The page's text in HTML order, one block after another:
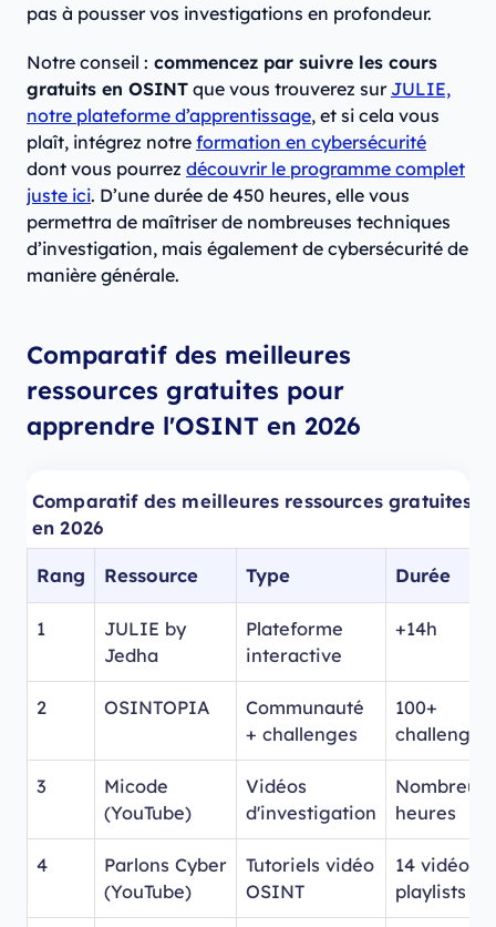
pas à pousser vos investigations en profondeur.
Notre conseil : commencez par suivre les cours
gratuits en OSINT que vous trouverez sur JULIE,
notre plateforme d’apprentissage, et si cela vous
plaît, intégrez notre formation en cybersécurité
dont vous pourrez découvrir le programme complet
juste ici. D’une durée de 450 heures, elle vous
permettra de maîtriser de nombreuses techniques
d’investigation, mais également de cybersécurité de
manière générale.
Comparatif des meilleures
ressources gratuites pour
apprendre l'OSINT en 2026
Comparatif des meilleures ressources gratuites
en 2026
Rang Ressource Type Durée
1
JULIE by
Jedha
Plateforme
interactive
+14h
2 OSINTOPIA
Communauté
+ challenges
100+
challenges
3
Micode
(YouTube)
Vidéos
d'investigation
heures
4
Parlons Cyber
(YouTube)
Tutoriels vidéo
OSINT
14 vidéos +
playlists